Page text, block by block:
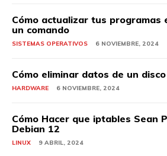
Cómo actualizar tus programas
un comando
SISTEMAS OPERATIVOS 6 NOVIEMBRE, 2024
Cómo eliminar datos de un
HARDWARE 6 NOVIEMBRE, 2024
Cómo Hacer que iptables Sean
Debian 12
LINUX 9 ABRIL, 2024